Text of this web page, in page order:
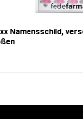
Namensschild,